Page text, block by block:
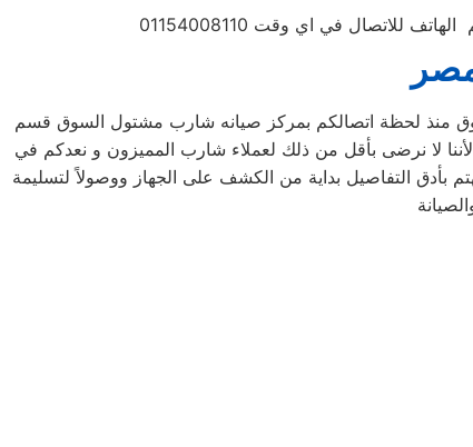
في اي وقت 01154008110
منذ لحظة اتصالكم بمركز صيانه شارب مشتول السوق قسم
لا نرضى بأقل من ذلك لعملاء شارب المميزون و نعدكم في
بأدق التفاصيل بداية من الكشف على الجهاز ووصولاً لتسليمة